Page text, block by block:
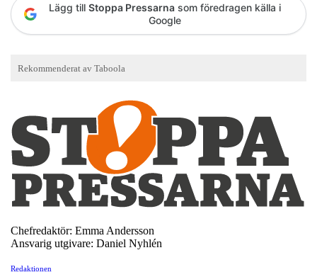
Lägg till Stoppa Pressarna som föredragen källa i
Google
Chefredaktör: Emma Andersson
Ansvarig utgivare: Daniel Nyhlén
Redaktionen